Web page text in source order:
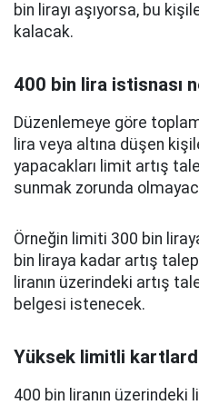
bin lirayı aşıyorsa, bu
kalacak.
400 bin lira istisnası
Düzenlemeye göre
lira veya altına düşen
yapacakları limit artış
sunmak zorunda
Örneğin limiti 300 bin
bin liraya kadar artış
liranın üzerindeki artış
belgesi istenecek.
Yüksek limitli
400 bin liranın üzerindeki